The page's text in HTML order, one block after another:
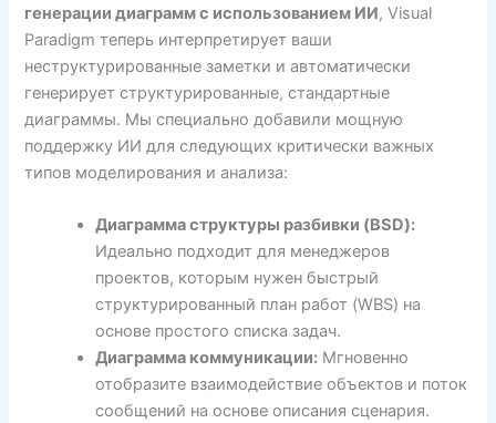
генерации диаграмм с использованием ИИ, Visual
Paradigm теперь интерпретирует ваши
неструктурированные заметки и автоматически
генерирует структурированные, стандартные
диаграммы. Мы специально добавили мощную
поддержку ИИ для следующих критически важных
типов моделирования и анализа:
Диаграмма структуры разбивки (BSD):
Идеально подходит для менеджеров
проектов, которым нужен быстрый
структурированный план работ (WBS) на
основе простого списка задач.
Диаграмма коммуникации: Мгновенно
отобразите взаимодействие объектов и поток
сообщений на основе описания сценария.